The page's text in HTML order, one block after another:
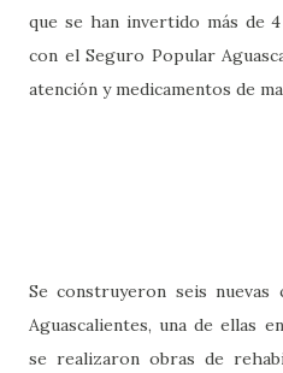
que se han invertido más de
con el Seguro Popular
atención y medicamentos de
Se construyeron seis
Aguascalientes, una de ellas
se realizaron obras de